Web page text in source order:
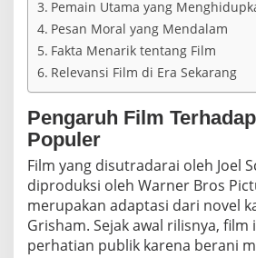
R
a
s
s
m
e
d
A
m
e
r
i
k
Pemain Utama yang
Pesan Moral yang Mendalam
Fakta Menarik tentang Film
Relevansi Film di Era Sekarang
Pengaruh Film
Populer
Film yang disutradarai oleh Joel
diproduksi oleh Warner Bros
merupakan adaptasi dari novel
Grisham. Sejak awal rilisnya, film
perhatian publik karena berani